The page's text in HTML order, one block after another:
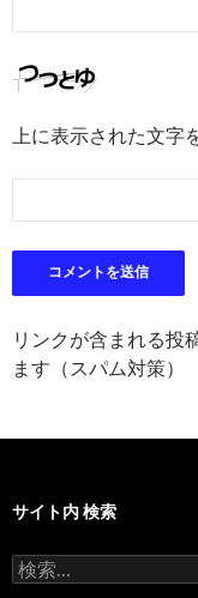
上に表示された文字
リンクが含まれる投
ます（スパム対策）
サイト内 検索
検
索: